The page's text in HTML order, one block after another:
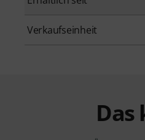
Verkaufseinheit
Das